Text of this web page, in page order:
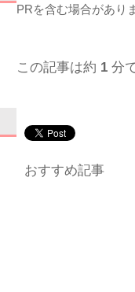
PRを含む場合があり
この記事は約 1 分
おすすめ記事